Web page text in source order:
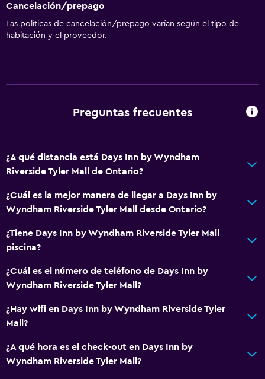
Sistema de entretenimiento
TV
Teléfono
Zona de estar
Salud y seguridad
Limpieza diaria
Caja fuerte
Botiquín de primeros auxilios
Check-out exprés
Recepción 24 horas
Cancelación/prepago
Las políticas de cancelación/prepago varían según el tipo de
habitación y el proveedor.
Preguntas frecuentes
¿A qué distancia está Days Inn by Wyndham
Riverside Tyler Mall de Ontario?
¿Cuál es la mejor manera de llegar a Days Inn by
Wyndham Riverside Tyler Mall desde Ontario?
¿Tiene Days Inn by Wyndham Riverside Tyler Mall
piscina?
¿Cuál es el número de teléfono de Days Inn by
Wyndham Riverside Tyler Mall?
¿Hay wifi en Days Inn by Wyndham Riverside Tyler
Mall?
¿A qué hora es el check-out en Days Inn by
Wyndham Riverside Tyler Mall?